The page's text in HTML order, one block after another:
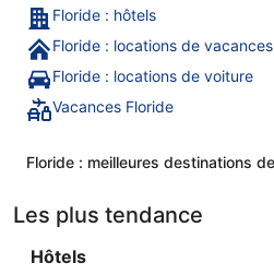
Floride : hôtels
Floride : locations de vacances
Floride : locations de voiture
Vacances Floride
Floride : meilleures destinations
Les plus tendance
Hôtels